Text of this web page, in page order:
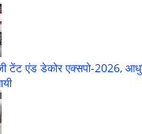
टेंट एंड डेकोर एक्सपो-2026,